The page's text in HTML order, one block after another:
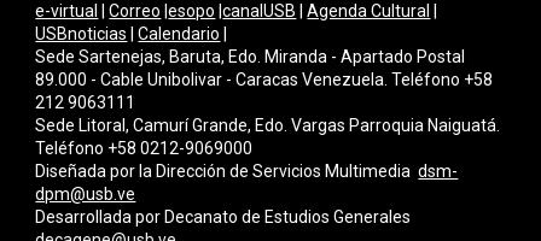
e-virtual |Correo |esopo |canalUSB |Agenda Cultural
USBnoticias |Calendario
Sede Sartenejas, Baruta, Edo. Miranda - Apartado Postal
89.000 - Cable Unibolivar - Caracas Venezuela. Teléfono +58
212 9063111
Sede Litoral, Camurí Grande, Edo. Vargas Parroquia Naiguatá.
Teléfono +58 0212-9069000
Diseñada por la Dirección de Servicios Multimediadsm-
dpm@usb.ve
Desarrollada por Decanato de Estudios Generales